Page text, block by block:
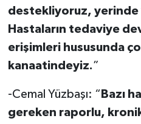
destekliyoruz, yerinde
Hastaların tedaviye
erişimleri hususunda
kanaatindeyiz.”
-Cemal Yüzbaşı: “ Bazı
gereken raporlu,